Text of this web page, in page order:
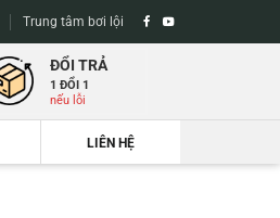
Trung tâm bơi lội
ĐỔI TRẢ
1 ĐỔI 1
nếu lỗi
LIÊN HỆ